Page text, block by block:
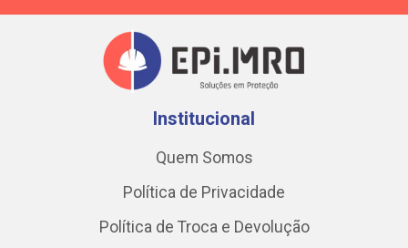
Institucional
Quem Somos
Política de Privacidade
Política de Troca e Devolução